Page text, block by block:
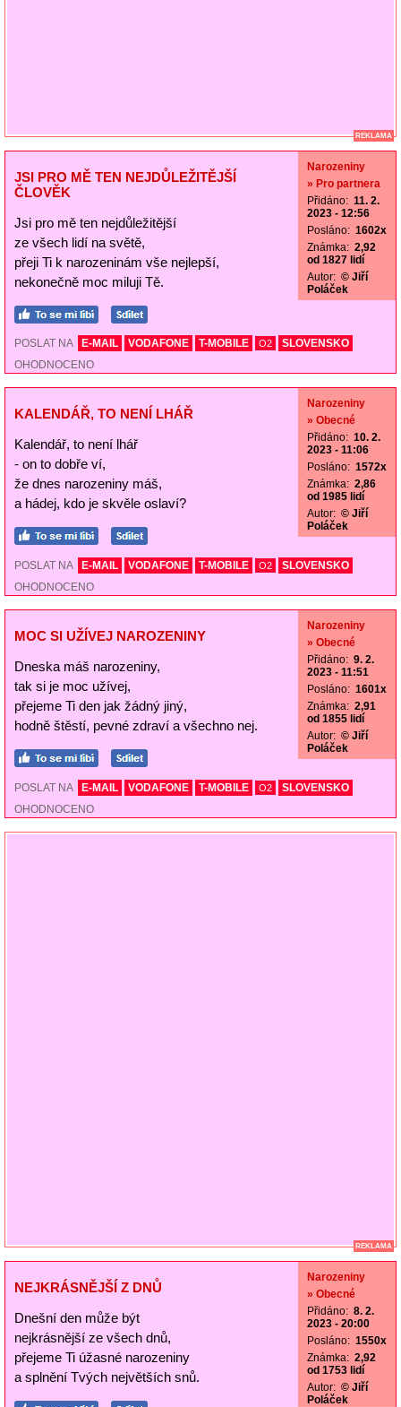
REKLAMA
JSI PRO MĚ TEN NEJDŮLEŽITĚJŠÍ
ČLOVĚK
Jsi pro mě ten nejdůležitější
ze všech lidí na světě,
přeji Ti k narozeninám vše nejlepší,
nekonečně moc miluji Tě.
Narozeniny
» Pro partnera
Přidáno: 11. 2.
2023 - 12:56
Posláno: 1602x
Známka: 2,92
od 1827 lidí
Autor: © Jiří
Poláček
POSLAT NA E-MAIL VODAFONE T-MOBILE O2
SLOVENSKO
OHODNOCENO
KALENDÁŘ, TO NENÍ LHÁŘ
Kalendář, to není lhář
- on to dobře ví,
že dnes narozeniny máš,
a hádej, kdo je skvěle oslaví?
Narozeniny
» Obecné
Přidáno: 10. 2.
2023 - 11:06
Posláno: 1572x
Známka: 2,86
od 1985 lidí
Autor: © Jiří
Poláček
POSLAT NA E-MAIL VODAFONE T-MOBILE O2
SLOVENSKO
OHODNOCENO
MOC SI UŽÍVEJ NAROZENINY
Dneska máš narozeniny,
tak si je moc užívej,
přejeme Ti den jak žádný jiný,
hodně štěstí, pevné zdraví a všechno nej.
Narozeniny
» Obecné
Přidáno: 9. 2.
2023 - 11:51
Posláno: 1601x
Známka: 2,91
od 1855 lidí
Autor: © Jiří
Poláček
POSLAT NA E-MAIL VODAFONE T-MOBILE O2
SLOVENSKO
OHODNOCENO
REKLAMA
NEJKRÁSNĚJŠÍ Z DNŮ
Dnešní den může být
nejkrásnější ze všech dnů,
přejeme Ti úžasné narozeniny
a splnění Tvých největších snů.
Narozeniny
» Obecné
Přidáno: 8. 2.
2023 - 20:00
Posláno: 1550x
Známka: 2,92
od 1753 lidí
Autor: © Jiří
Poláček